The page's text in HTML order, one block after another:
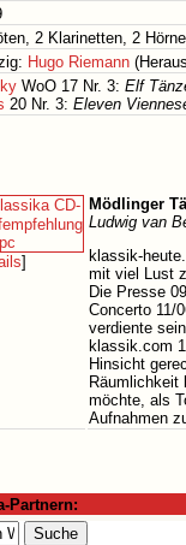
2 Klarinetten, 2
Hugo Riemann
WoO 17 Nr. 3: Elf
20 Nr. 3: Eleven
]
Mödlinger
Ludwig van
klassik-
mit viel Lust
Die Presse
Concerto 11/
verdiente
klassik.com
Hinsicht
Räumlichkeit
möchte, als
Aufnahmen
Partnern: